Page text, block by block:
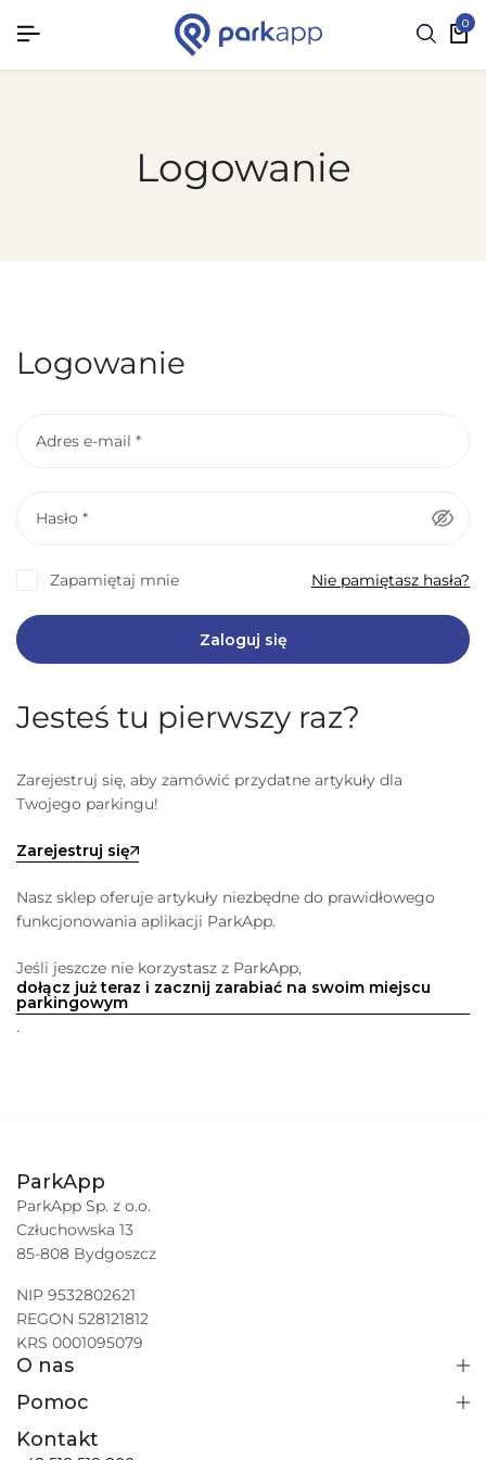
0
Logowanie
Logowanie
Adres e-mail *
Hasło *
Zapamiętaj mnie Nie pamiętasz hasła?
Zaloguj się
Jesteś tu pierwszy raz?
Zarejestruj się, aby zamówić przydatne artykuły dla
Twojego parkingu!
Zarejestruj się
Nasz sklep oferuje artykuły niezbędne do prawidłowego
funkcjonowania aplikacji ParkApp.
Jeśli jeszcze nie korzystasz z ParkApp,
dołącz już teraz i zacznij zarabiać na swoim miejscu
parkingowym
.
ParkApp
ParkApp Sp. z o.o.
Człuchowska 13
85-808 Bydgoszcz
NIP 9532802621
REGON 528121812
KRS 0001095079
O nas
Pomoc
Kontakt